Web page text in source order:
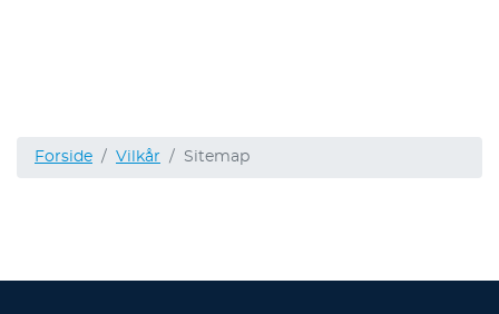
Forside Vilkår Sitemap